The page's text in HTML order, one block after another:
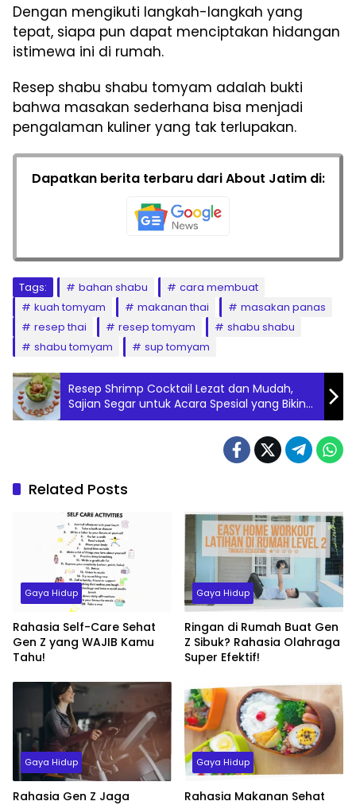
Dengan mengikuti langkah-langkah yang
tepat, siapa pun dapat menciptakan hidangan
istimewa ini di rumah.
Resep shabu shabu tomyam adalah bukti
bahwa masakan sederhana bisa menjadi
pengalaman kuliner yang tak terlupakan.
Dapatkan berita terbaru dari About Jatim di:
Tags: bahan shabu
cara membuat
kuah tomyam
makanan thai
masakan panas
resep thai
resep tomyam
shabu shabu
shabu tomyam
sup tomyam
Resep Shrimp Cocktail Lezat dan Mudah,
Sajian Segar untuk Acara Spesial yang Bikin
Tamu Terkesan
Related Posts
Gaya Hidup
Rahasia Self-Care Sehat
Gen Z yang WAJIB Kamu
Tahu!
Gaya Hidup
Ringan di Rumah Buat Gen
Z Sibuk? Rahasia Olahraga
Super Efektif!
Gaya Hidup
Rahasia Gen Z Jaga
Gaya Hidup
Rahasia Makanan Sehat